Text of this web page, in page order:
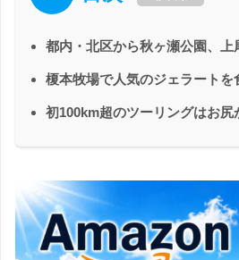
都内・北区から秋ヶ瀬公園、上
榎本牧場で人気のジェラートを
初100km超のツーリングはお